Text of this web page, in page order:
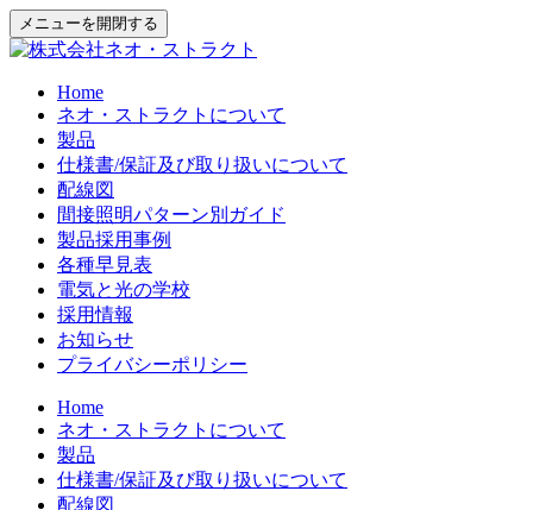
メニューを開閉する
Home
ネオ・ストラクトについて
製品
仕様書/保証及び取り扱いについて
配線図
間接照明パターン別ガイド
製品採用事例
各種早見表
電気と光の学校
採用情報
お知らせ
プライバシーポリシー
Home
ネオ・ストラクトについて
製品
仕様書/保証及び取り扱いについて
配線図